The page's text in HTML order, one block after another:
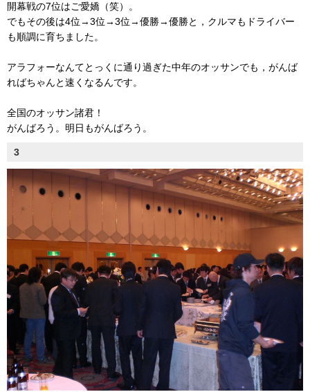
開幕戦の7位はご愛嬌（笑）。
でもその後は4位→3位→3位→優勝→優勝と，クルマもドライバー
も順調に育ちました。
アラフォーなんてとっくに通り過ぎた中年のオッサンでも，がんば
ればちゃんと速くなるんです。
全国のオッサン諸君！
がんばろう。明日もがんばろう。
3